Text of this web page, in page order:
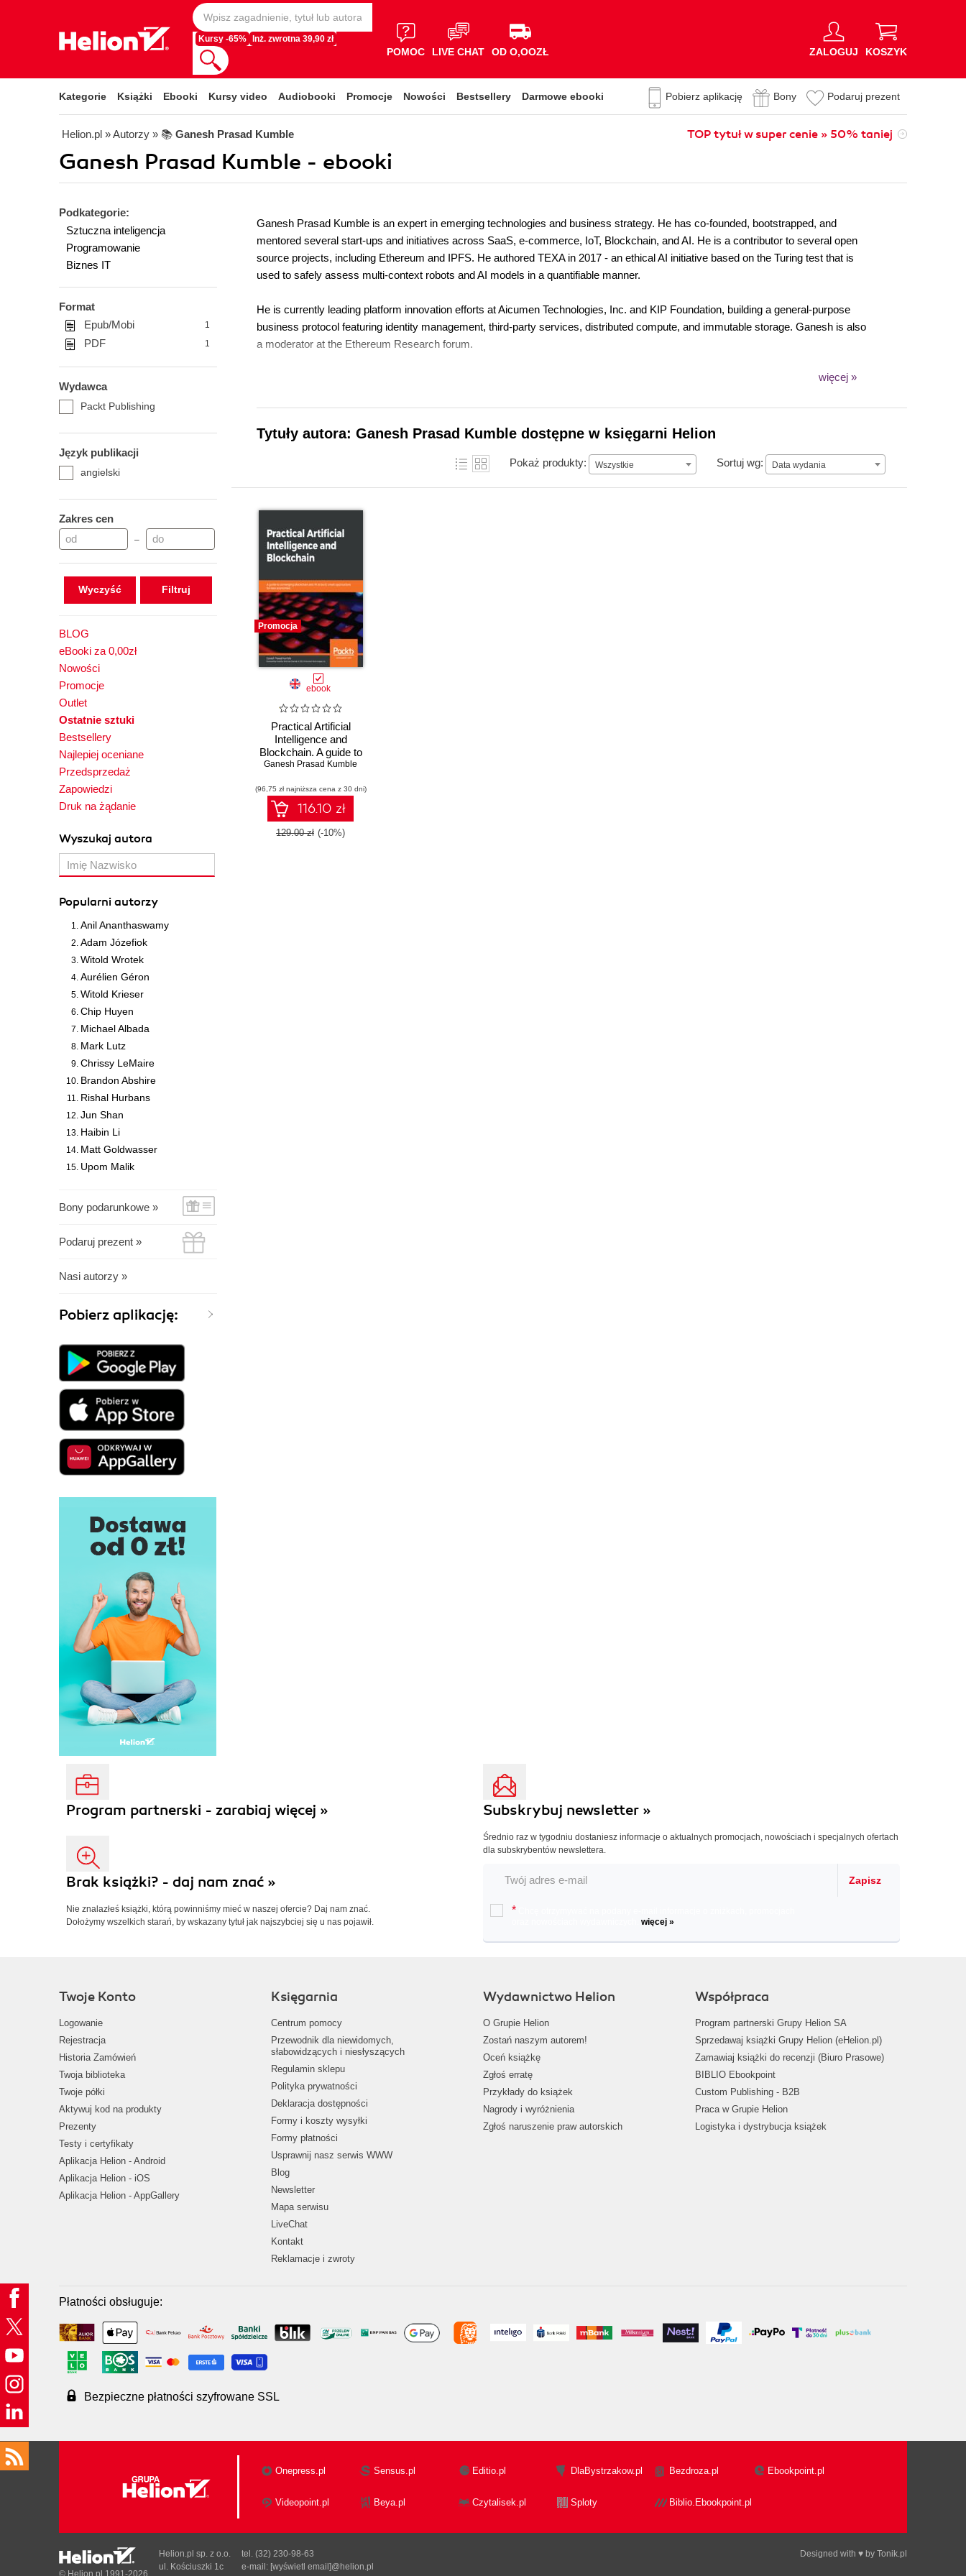
Kursy -65% Inż. zwrotna 39,90 zł
POMOC LIVE CHAT OD O,OOZŁ ZALOGUJ KOSZYK
Kategorie Książki Ebooki Kursy video Audiobooki Promocje Nowości Bestsellery Darmowe ebooki Pobierz aplikację Bony Podaruj prezent
Helion.pl » Autorzy » 📚 Ganesh Prasad Kumble TOP tytuł w super cenie » 50% taniej
Ganesh Prasad Kumble - ebooki
Podkategorie:
Sztuczna inteligencja
Programowanie
Biznes IT
Format
Epub/Mobi
1
PDF 1
Wydawca
Packt Publishing
Język publikacji
angielski
Zakres cen
–
Wyczyść
BLOG
eBooki za 0,00zł
Nowości
Promocje
Outlet
Ostatnie sztuki
Bestsellery
Najlepiej oceniane
Przedsprzedaż
Zapowiedzi
Druk na żądanie
Wyszukaj autora
Popularni autorzy
Anil Ananthaswamy
Adam Józefiok
Witold Wrotek
Aurélien Géron
Witold Krieser
Chip Huyen
Michael Albada
Mark Lutz
Chrissy LeMaire
Brandon Abshire
Rishal Hurbans
Jun Shan
Haibin Li
Matt Goldwasser
Upom Malik
Bony podarunkowe »
Podaruj prezent »
Nasi autorzy »
Pobierz aplikację:
Ganesh Prasad Kumble is an expert in emerging technologies and business strategy. He has co-founded, bootstrapped, and
mentored several start-ups and initiatives across SaaS, e-commerce, IoT, Blockchain, and AI. He is a contributor to several open
source projects, including Ethereum and IPFS. He authored TEXA in 2017 - an ethical AI initiative based on the Turing test that is
used to safely assess multi-context robots and AI models in a quantifiable manner.
He is currently leading platform innovation efforts at Aicumen Technologies, Inc. and KIP Foundation, building a general-purpose
business protocol featuring identity management, third-party services, distributed compute, and immutable storage. Ganesh is also
a moderator at the Ethereum Research forum.
więcej »
Tytuły autora: Ganesh Prasad Kumble dostępne w księgarni Helion
Pokaż produkty: Wszystkie Sortuj wg: Data wydania
Data wydania
Promocja
ebook
Practical Artificial
Intelligence and
Blockchain. A guide to
converging blockchain
applications for new
economies
Ganesh Prasad Kumble
(96,75 zł najniższa cena z 30 dni)
116.10 zł
129.00 zł (-10%)
Program partnerski - zarabiaj więcej »
Brak książki? - daj nam znać »
Nie znalazłeś książki, którą powinniśmy mieć w naszej ofercie? Daj nam znać.
Dołożymy wszelkich starań, by wskazany tytuł jak najszybciej się u nas pojawił.
Subskrybuj newsletter »
Średnio raz w tygodniu dostaniesz informacje o aktualnych promocjach, nowościach i specjalnych ofertach
dla subskrybentów newslettera.
Zapisz
*
więcej »
Twoje Konto
Logowanie
Rejestracja
Historia Zamówień
Twoja biblioteka
Twoje półki
Aktywuj kod na produkty
Prezenty
Testy i certyfikaty
Aplikacja Helion - Android
Aplikacja Helion - iOS
Aplikacja Helion - AppGallery
Księgarnia
Centrum pomocy
Przewodnik dla niewidomych,
słabowidzących i niesłyszących
Regulamin sklepu
Polityka prywatności
Deklaracja dostępności
Formy i koszty wysyłki
Formy płatności
Usprawnij nasz serwis WWW
Blog
Newsletter
Mapa serwisu
LiveChat
Kontakt
Reklamacje i zwroty
Wydawnictwo Helion
O Grupie Helion
Zostań naszym autorem!
Oceń książkę
Zgłoś erratę
Przykłady do książek
Nagrody i wyróżnienia
Zgłoś naruszenie praw autorskich
Współpraca
Program partnerski Grupy Helion SA
Sprzedawaj książki Grupy Helion (eHelion.pl)
Zamawiaj książki do recenzji (Biuro Prasowe)
BIBLIO Ebookpoint
Custom Publishing - B2B
Praca w Grupie Helion
Logistyka i dystrybucja książek
Płatności obsługuje:
Bezpieczne płatności szyfrowane SSL
Onepress.pl Sensus.pl Editio.pl DlaBystrzakow.pl Bezdroza.pl Ebookpoint.pl
Videopoint.pl Beya.pl Czytalisek.pl Sploty Biblio.Ebookpoint.pl
Designed with ♥ by Tonik.pl
© Helion.pl 1991-2026
Helion.pl sp. z o.o.
ul. Kościuszki 1c
tel. (32) 230-98-63
e-mail: [wyświetl email]@helion.pl